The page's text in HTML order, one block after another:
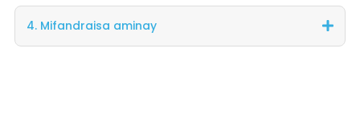
4. Mifandraisa aminay